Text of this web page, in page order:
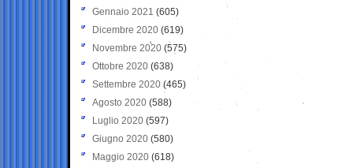
Gennaio 2021 (605)
Dicembre 2020 (619)
Novembre 2020 (575)
Ottobre 2020 (638)
Settembre 2020(465)
Agosto 2020 (588)
Luglio 2020 (597)
Giugno 2020 (580)
Maggio 2020 (618)